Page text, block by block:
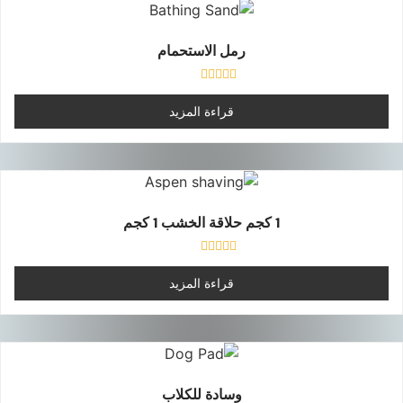
رمل الاستحمام
تم
التقييم
0
من
5
قراءة المزيد
1 كجم حلاقة الخشب 1 كجم
تم
التقييم
0
من
5
قراءة المزيد
وسادة للكلاب